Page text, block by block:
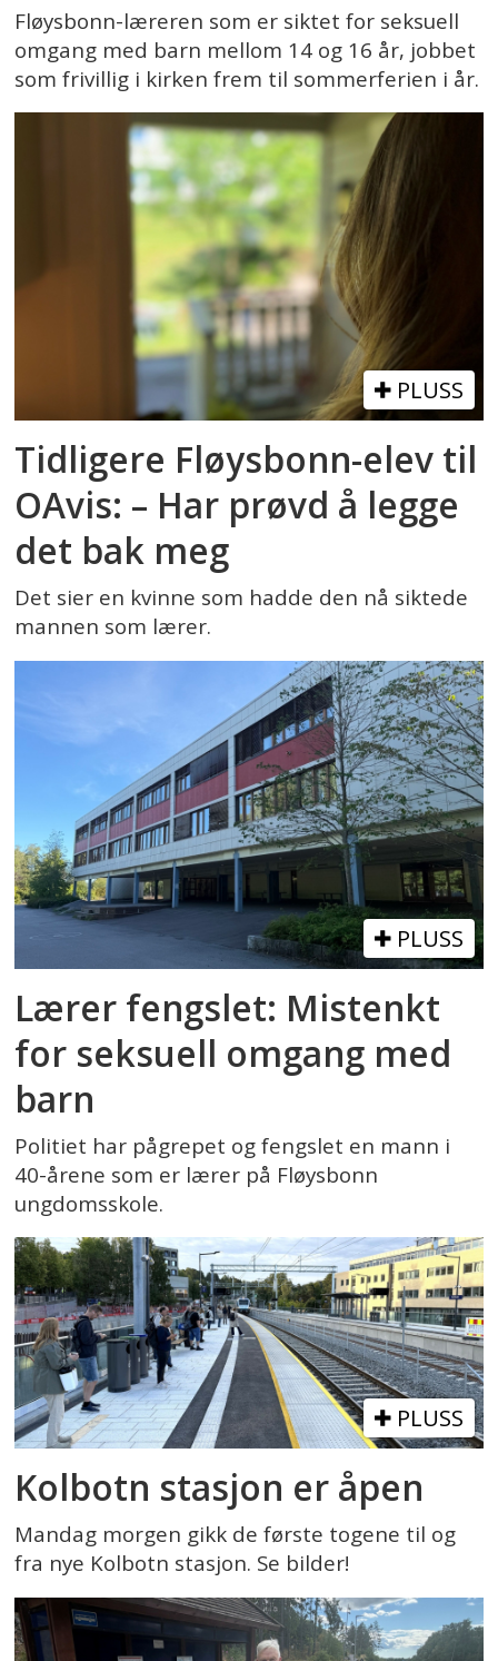
Fløysbonn-læreren som er siktet for seksuell
omgang med barn mellom 14 og 16 år, jobbet
som frivillig i kirken frem til sommerferien i år.
PLUSS
Tidligere Fløysbonn-elev til
OAvis: – Har prøvd å legge
det bak meg
Det sier en kvinne som hadde den nå siktede
mannen som lærer.
PLUSS
Lærer fengslet: Mistenkt
for seksuell omgang med
barn
Politiet har pågrepet og fengslet en mann i
40-årene som er lærer på Fløysbonn
ungdomsskole.
PLUSS
Kolbotn stasjon er åpen
Mandag morgen gikk de første togene til og
fra nye Kolbotn stasjon. Se bilder!